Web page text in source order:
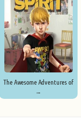
The Awesome Adventures of
...